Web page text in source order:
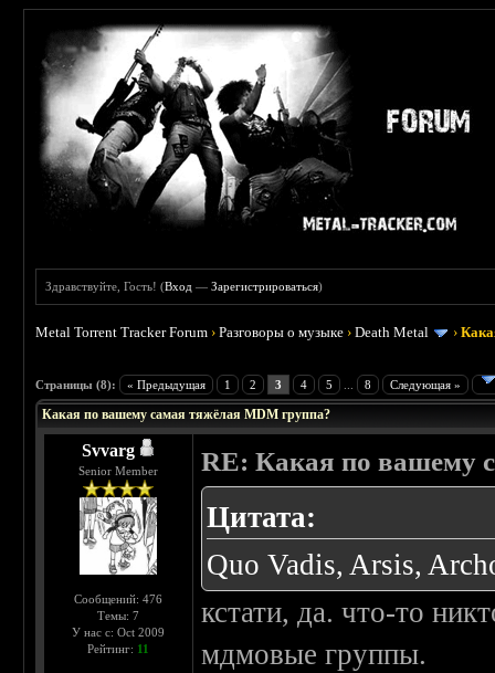
Здравствуйте, Гость! (Вход —Зарегистрироваться)
Metal Torrent Tracker Forum ›Разговоры о музыке ›Death Metal ›
Страницы (8): « Предыдущая 1 2 3 4 5 8 Следующая »
Какая по вашему самая тяжёлая MDM группа?
Svvarg
Senior Member
Сообщений: 476
Темы: 7
У нас с: Oct 2009
Рейтинг: 11
RE: Какая по вашему
Цитата:
Quo Vadis, Arsis,
кстати, да. что-то
мдмовые группы.